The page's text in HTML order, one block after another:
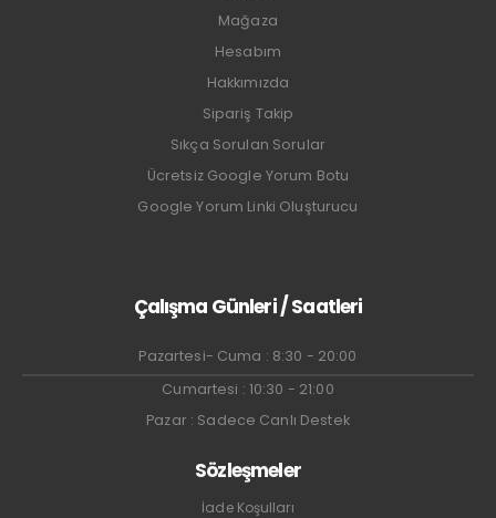
Mağaza
Hesabım
Hakkımızda
Sipariş Takip
Sıkça Sorulan Sorular
Ücretsiz Google Yorum Botu
Google Yorum Linki Oluşturucu
Çalışma Günleri / Saatleri
Pazartesi- Cuma : 8:30 - 20:00
Cumartesi : 10:30 - 21:00
Pazar : Sadece Canlı Destek
Sözleşmeler
İade Koşulları